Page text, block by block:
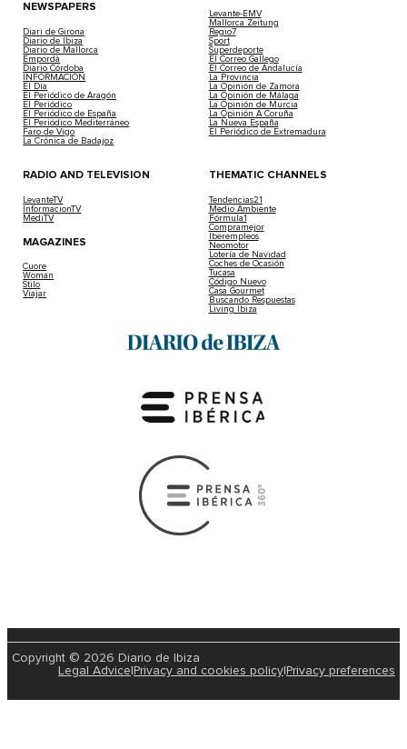
NEWSPAPERS
Diari de Girona
Diario de Ibiza
Diario de Mallorca
Empordà
Diario Córdoba
INFORMACIÓN
El Día
El Periódico de Aragón
El Periódico
El Periódico de España
El Periódico Mediterráneo
Faro de Vigo
La Crónica de Badajoz
Levante-EMV
Mallorca Zeitung
Regio7
Sport
Superdeporte
El Correo Gallego
El Correo de Andalucía
La Provincia
La Opinión de Zamora
La Opinión de Málaga
La Opinión de Murcia
La Opinión A Coruña
La Nueva España
El Periódico de Extremadura
RADIO AND TELEVISION
LevanteTV
InformacionTV
MediTV
MAGAZINES
Cuore
Woman
Stilo
Viajar
THEMATIC CHANNELS
Tendencias21
Medio Ambiente
Fórmula1
Compramejor
Iberempleos
Neomotor
Lotería de Navidad
Coches de Ocasión
Tucasa
Código Nuevo
Casa Gourmet
Buscando Respuestas
Living Ibiza
Copyright © 2026 Diario de Ibiza
Legal Advice Privacy and cookies policy Privacy preferences